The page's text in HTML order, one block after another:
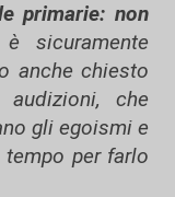
primarie: non
sicuramente
anche chiesto
che
gli egoismi e
per farlo